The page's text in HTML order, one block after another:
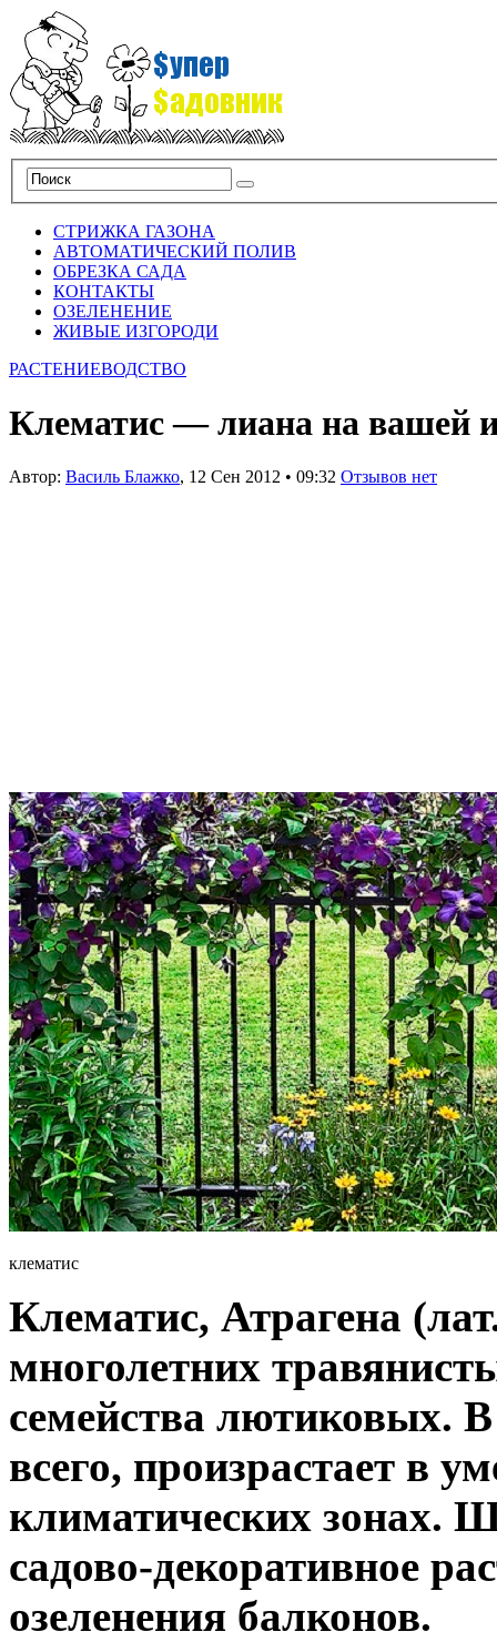
СТРИЖКА ГАЗОНА
АВТОМАТИЧЕСКИЙ ПОЛИВ
ОБРЕЗКА САДА
КОНТАКТЫ
ОЗЕЛЕНЕНИЕ
ЖИВЫЕ ИЗГОРОДИ
РАСТЕНИЕВОДСТВО
Клематис — лиана на вашей
Автор: Василь Блажко, 12 Сен 2012 • 09:32 Отзывов нет
клематис
Клематис, Атрагена
многолетних
семейства лютиковых.
всего, произрастает в
климатических зонах.
садово-декоративное
озеленения балконов.